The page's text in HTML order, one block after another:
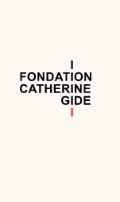
principal